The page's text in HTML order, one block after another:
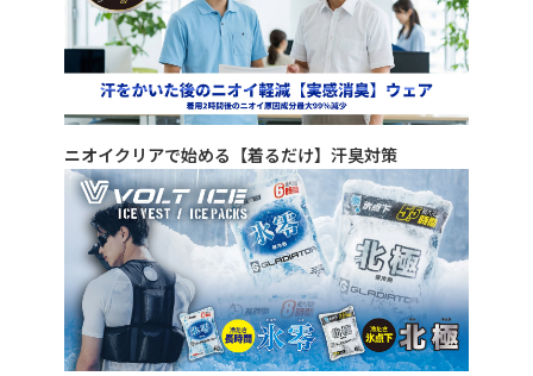
ニオイクリアで始める【着るだけ】汗臭対策